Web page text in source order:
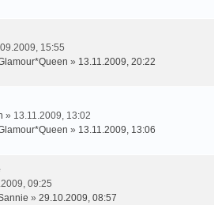
15:55
» 13.11.2009, 20:22
» 13.11.2009, 13:02
» 13.11.2009, 13:06
09:25
» 29.10.2009, 08:57